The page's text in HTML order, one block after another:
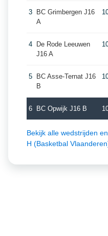
3
BC Grimbergen J16
A
4
De Rode Leeuwen
J16 A
5
BC Asse-Ternat J16
B
6 BC Opwijk J16 B
Bekijk alle wedstrijden
H (Basketbal